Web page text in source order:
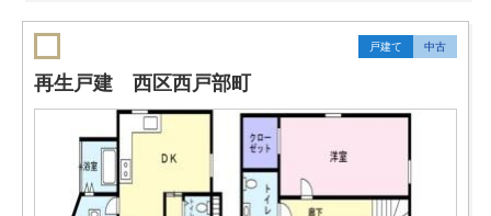
戸建て 中古
再生戸建 西区西戸部町